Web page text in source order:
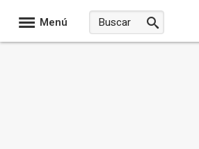
Menú